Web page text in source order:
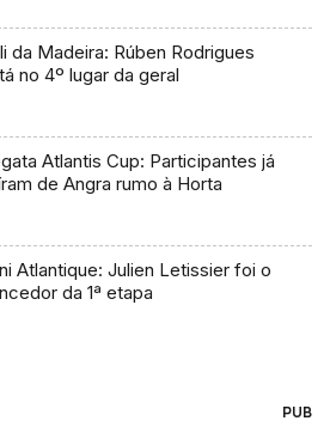
da Madeira: Rúben Rodrigues
no 4º lugar da geral
Atlantis Cup: Participantes já
de Angra rumo à Horta
Atlantique: Julien Letissier foi o
da 1ª etapa
PUB